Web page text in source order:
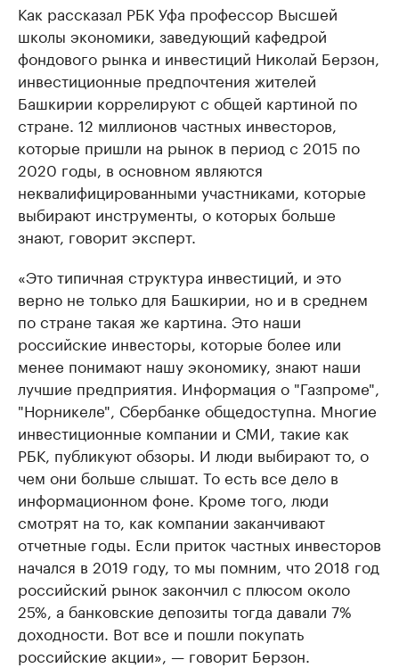
Как рассказал РБК Уфа профессор Высшей
школы экономики, заведующий кафедрой
фондового рынка и инвестиций Николай Берзон,
инвестиционные предпочтения жителей
Башкирии коррелируют с общей картиной по
стране. 12 миллионов частных инвесторов,
которые пришли на рынок в период с 2015 по
2020 годы, в основном являются
неквалифицированными участниками, которые
выбирают инструменты, о которых больше
знают, говорит эксперт.
«Это типичная структура инвестиций, и это
верно не только для Башкирии, но и в среднем
по стране такая же картина. Это наши
российские инвесторы, которые более или
менее понимают нашу экономику, знают наши
лучшие предприятия. Информация о "Газпроме",
"Норникеле", Сбербанке общедоступна. Многие
инвестиционные компании и СМИ, такие как
РБК, публикуют обзоры. И люди выбирают то, о
чем они больше слышат. То есть все дело в
информационном фоне. Кроме того, люди
смотрят на то, как компании заканчивают
отчетные годы. Если приток частных инвесторов
начался в 2019 году, то мы помним, что 2018 год
российский рынок закончил с плюсом около
25%, а банковские депозиты тогда давали 7%
доходности. Вот все и пошли покупать
российские акции», — говорит Берзон.